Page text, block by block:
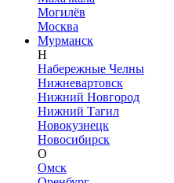
Могилёв
Москва
Мурманск
Н
Набережные Челны
Нижневартовск
Нижний Новгород
Нижний Тагил
Новокузнецк
Новосибирск
О
Омск